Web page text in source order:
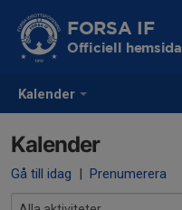
Kalender
FORSA IF
Officiell hemsida
Kalender
Gå till idag | Prenumerera